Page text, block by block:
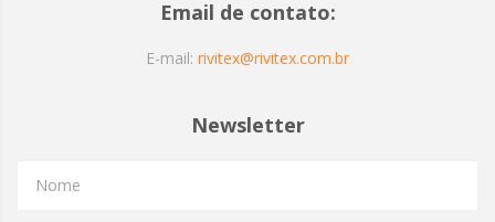
Email de contato:
E-mail: rivitex@rivitex.com.br
Newsletter
Nome